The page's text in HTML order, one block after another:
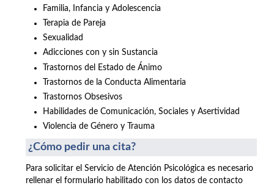
Familia, Infancia y Adolescencia
Terapia de Pareja
Sexualidad
Adicciones con y sin Sustancia
Trastornos del Estado de Ánimo
Trastornos de la Conducta Alimentaria
Trastornos Obsesivos
Habilidades de Comunicación, Sociales y Asertividad
Violencia de Género y Trauma
¿Cómo pedir una cita?
Para solicitar el Servicio de Atención Psicológica es necesario
rellenar el formulario habilitado con los datos de contacto